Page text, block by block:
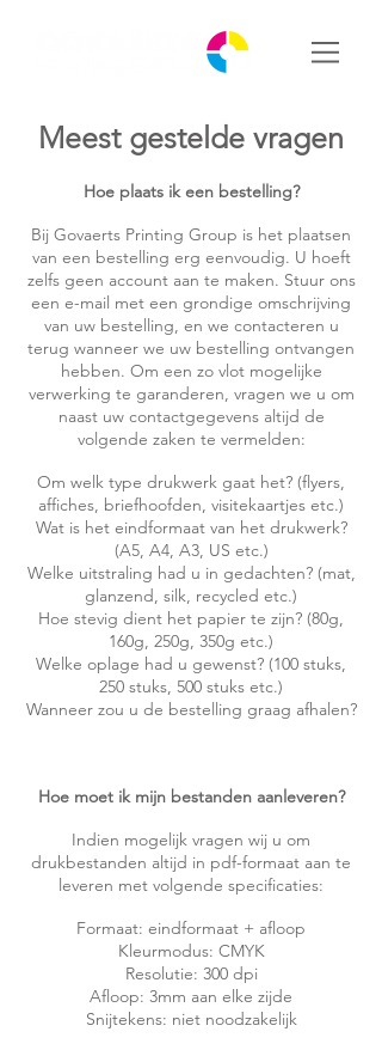
Meest gestelde vragen
Hoe plaats ik een bestelling?
Bij Govaerts Printing Group is het plaatsen
van een bestelling erg eenvoudig. U hoeft
zelfs geen account aan te maken. Stuur ons
een e-mail met een grondige omschrijving
van uw bestelling, en we contacteren u
terug wanneer we uw bestelling ontvangen
hebben. Om een zo vlot mogelijke
verwerking te garanderen, vragen we u om
naast uw contactgegevens altijd de
volgende zaken te vermelden:
Om welk type drukwerk gaat het? (flyers,
affiches, briefhoofden, visitekaartjes etc.)
Wat is het eindformaat van het drukwerk?
(A5, A4, A3, US etc.)
Welke uitstraling had u in gedachten? (mat,
glanzend, silk, recycled etc.)
Hoe stevig dient het papier te zijn? (80g,
160g, 250g, 350g etc.)
Welke oplage had u gewenst? (100 stuks,
250 stuks, 500 stuks etc.)
Wanneer zou u de bestelling graag afhalen?
Hoe moet ik mijn bestanden aanleveren?
Indien mogelijk vragen wij u om
drukbestanden altijd in pdf-formaat aan te
leveren met volgende specificaties:
Formaat: eindformaat + afloop
Kleurmodus: CMYK
Resolutie: 300 dpi
Afloop: 3mm aan elke zijde
Snijtekens: niet noodzakelijk